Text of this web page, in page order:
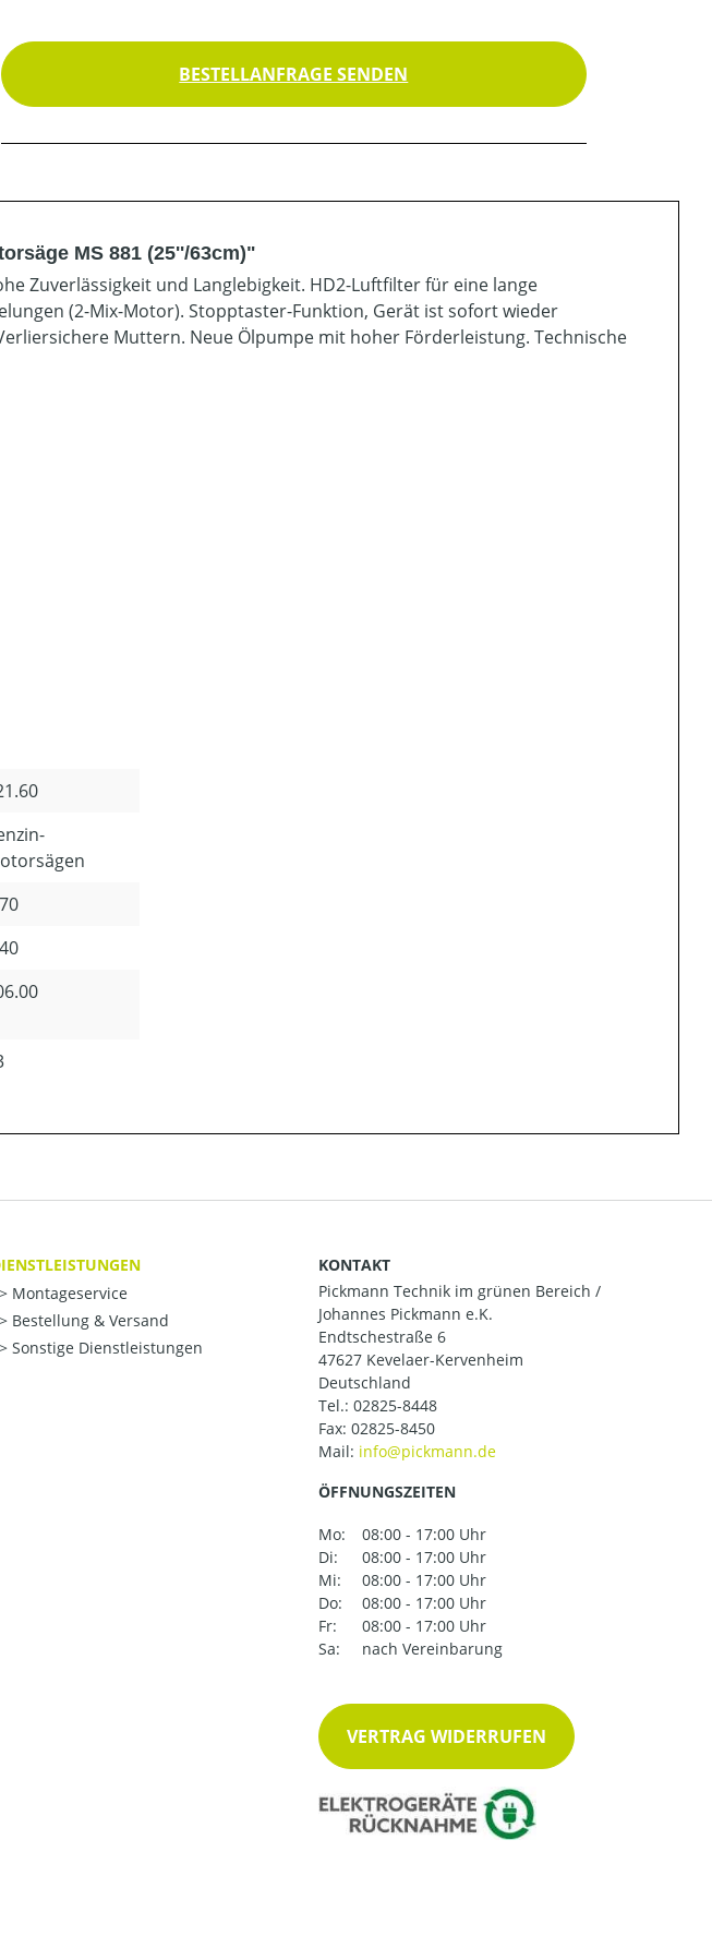
BESTELLANFRAGE SENDEN
MS 881 (25''/63cm)"
Zuverlässigkeit und Langlebigkeit. HD2-Luftfilter für eine lange
(2-Mix-Motor). Stopptaster-Funktion, Gerät ist sofort wieder
Muttern. Neue Ölpumpe mit hoher Förderleistung. Technische
Montageservice
Bestellung & Versand
Sonstige Dienstleistungen
KONTAKT
Pickmann Technik im grünen Bereich /
Johannes Pickmann e.K.
Endtschestraße 6
47627 Kevelaer-Kervenheim
Deutschland
Tel.: 02825-8448
Fax: 02825-8450
Mail:
ÖFFNUNGSZEITEN
Mo:
08:00 - 17:00 Uhr
Di:
08:00 - 17:00 Uhr
Mi:
08:00 - 17:00 Uhr
Do:
08:00 - 17:00 Uhr
Fr:
08:00 - 17:00 Uhr
Sa:
nach Vereinbarung
VERTRAG WIDERRUFEN